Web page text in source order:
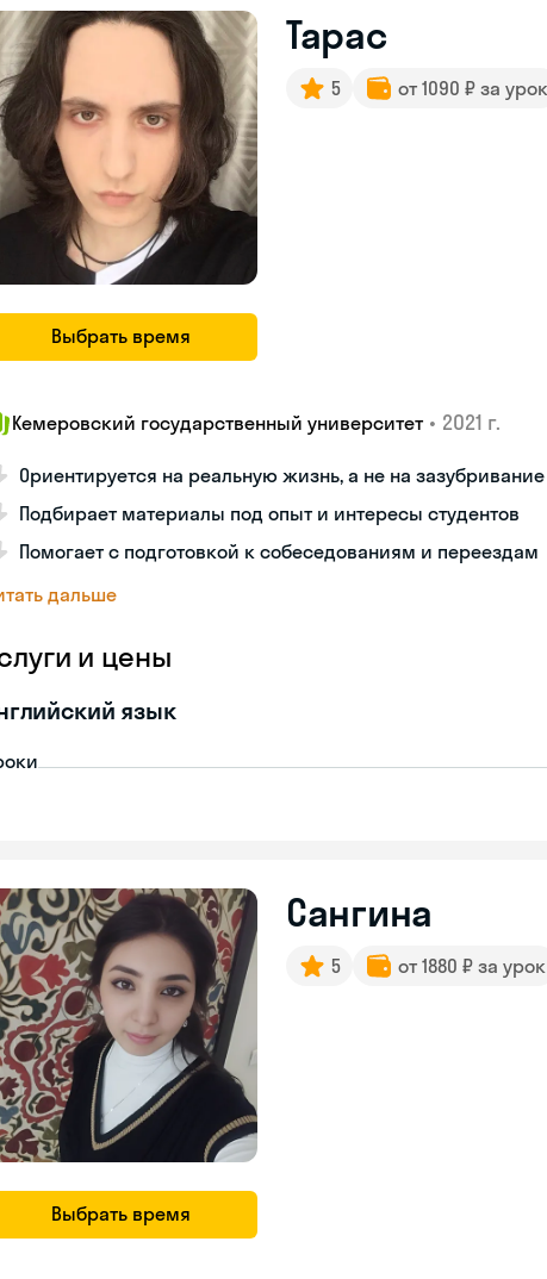
Выбрать время
Тарас
5 от 1090 ₽ за урок
Кемеровский государственный университет • 2021 г.
Ориентируется на реальную жизнь, а не на зазубривание
Подбирает материалы под опыт и интересы студентов
Помогает с подготовкой к собеседованиям и переездам
дальше
и цены
язык
Выбрать время
Сангина
5 от 1880 ₽ за урок